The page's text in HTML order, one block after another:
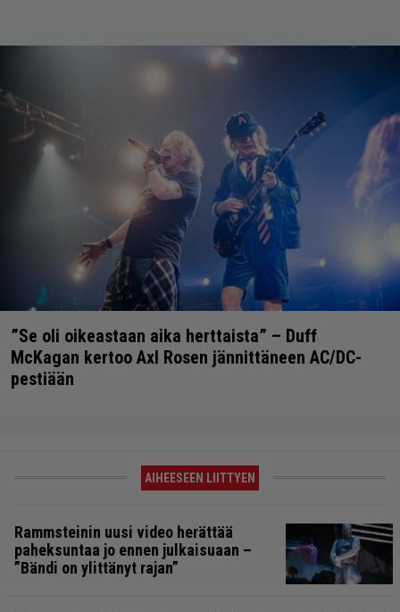
”Se oli oikeastaan aika herttaista” – Duff
McKagan kertoo Axl Rosen jännittäneen AC/DC-
pestiään
AIHEESEEN LIITTYEN
Rammsteinin uusi video herättää
paheksuntaa jo ennen julkaisuaan –
”Bändi on ylittänyt rajan”